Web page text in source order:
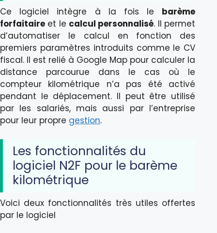
Ce logiciel intègre à la fois le barème
forfaitaire et le calcul personnalisé. Il permet
d’automatiser le calcul en fonction des
premiers paramètres introduits comme le CV
fiscal. Il est relié à Google Map pour calculer la
distance parcourue dans le cas où le
compteur kilométrique n’a pas été activé
pendant le déplacement. Il peut être utilisé
par les salariés, mais aussi par l’entreprise
pour leur propre gestion.
Les fonctionnalités du
logiciel N2F pour le barème
kilométrique
Voici deux fonctionnalités très utiles offertes
par le logiciel